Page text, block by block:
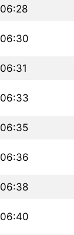
06:28
06:30
06:31
06:33
06:35
06:36
06:38
06:40